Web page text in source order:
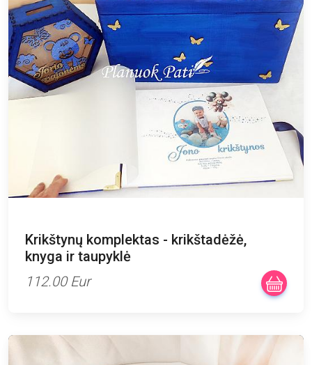
Krikštynų komplektas - krikštadėžė,
knyga ir taupyklė
112.00 Eur